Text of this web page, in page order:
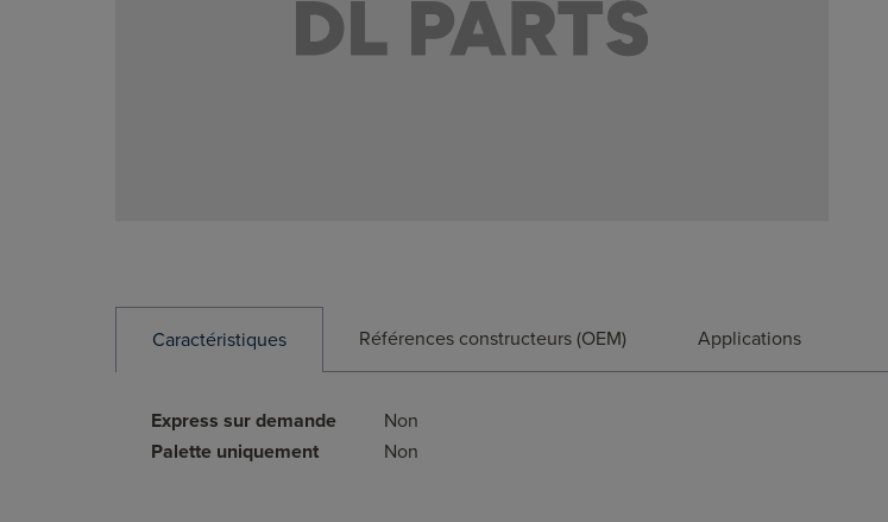
Caractéristiques Références constructeurs (OEM) Applications
Express sur demande
Non
Palette uniquement
Non